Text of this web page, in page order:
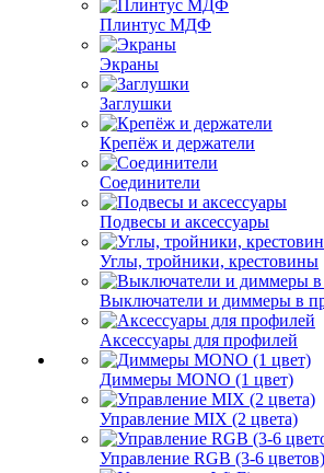
Плинтус МДФ
Экраны
Заглушки
Крепёж и держатели
Соединители
Подвесы и аксессуары
Углы, тройники, крестовины
Выключатели и диммеры в
Аксессуары для профилей
Диммеры MONO (1 цвет)
Управление MIX (2 цвета)
Управление RGB (3-6 цветов)